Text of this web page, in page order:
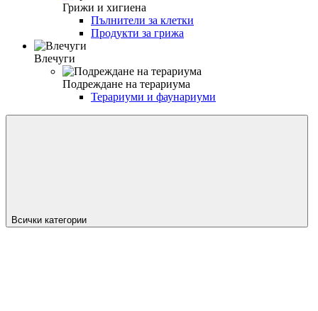
Грижи и хигиена
Пълнители за клетки
Продукти за грижа
Влечуги
Подреждане на терариума
Терариуми и фаунариуми
Всички категории